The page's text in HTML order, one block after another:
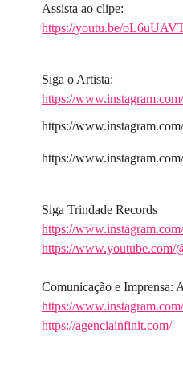
Assista ao clipe:
https://youtu.be/
Siga o Artista:
https://
https://
https://
Siga Trindade Records
https://
https://www.youtube.com/
Comunicação e Imprensa:
https://
https://agenciainfinit.com/